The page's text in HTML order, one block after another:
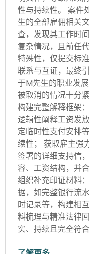
性与持续性。 案件
生的全部雇佣相关
查，发现其工作时
复杂情况，且前任
特殊性，仅提交标
联系与互证，最终
于M先生的职业发
被取消的情况十分
构建完整解释框架
逻辑性阐释工资发
定临时性支付安排
续性； 获取雇主强
签署的详细支持信
容、工资结构，并
组织补充印证材料
据，如完整银行流
时记录等，构建相
料梳理与精准法律
实、持续且完全符